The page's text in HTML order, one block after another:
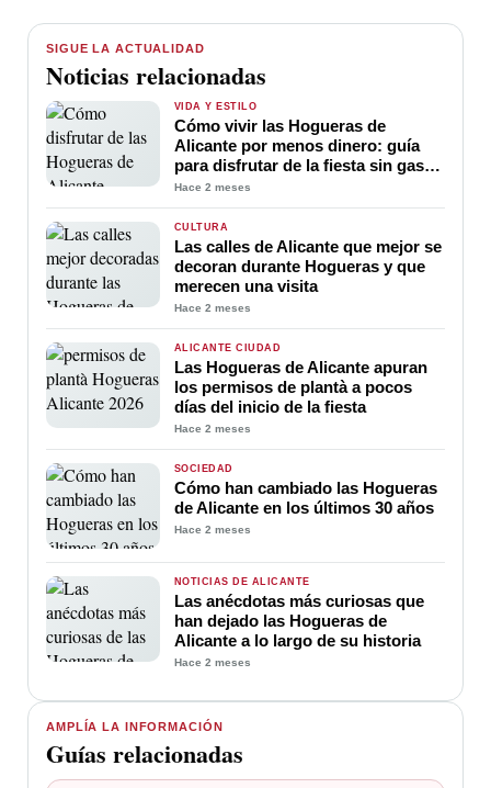
AMPLÍA LA INFORMACIÓN
Guías relacionadas
SIGUE LA ACTUALIDAD
Noticias relacionadas
VIDA Y ESTILO
Cómo vivir las Hogueras de
Alicante por menos dinero: guía
para disfrutar de la fiesta sin gastar
demasiado
Hace 2 meses
CULTURA
Las calles de Alicante que mejor se
decoran durante Hogueras y que
merecen una visita
Hace 2 meses
ALICANTE CIUDAD
Las Hogueras de Alicante apuran
los permisos de plantà a pocos
días del inicio de la fiesta
Hace 2 meses
SOCIEDAD
Cómo han cambiado las Hogueras
de Alicante en los últimos 30 años
Hace 2 meses
NOTICIAS DE ALICANTE
Las anécdotas más curiosas que
han dejado las Hogueras de
Alicante a lo largo de su historia
Hace 2 meses